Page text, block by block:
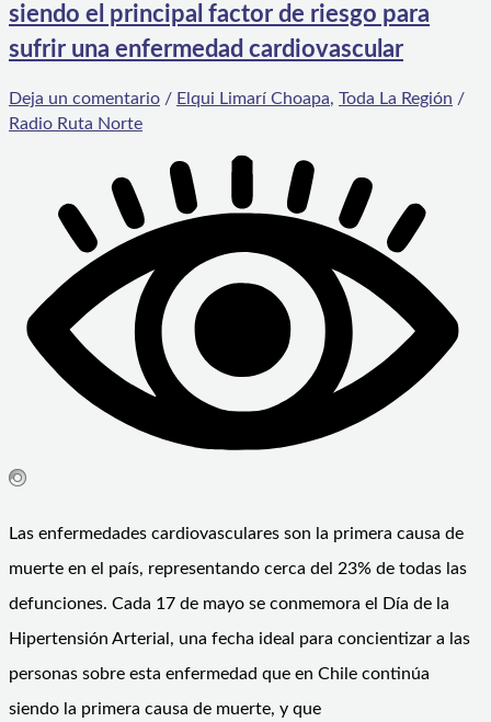
siendo el principal factor de riesgo para
sufrir una enfermedad cardiovascular
Deja un comentario / Elqui Limarí Choapa, Toda La Región /
Radio Ruta Norte
Las enfermedades cardiovasculares son la primera causa de
muerte en el país, representando cerca del 23% de todas las
defunciones. Cada 17 de mayo se conmemora el Día de la
Hipertensión Arterial, una fecha ideal para concientizar a las
personas sobre esta enfermedad que en Chile continúa
siendo la primera causa de muerte, y que